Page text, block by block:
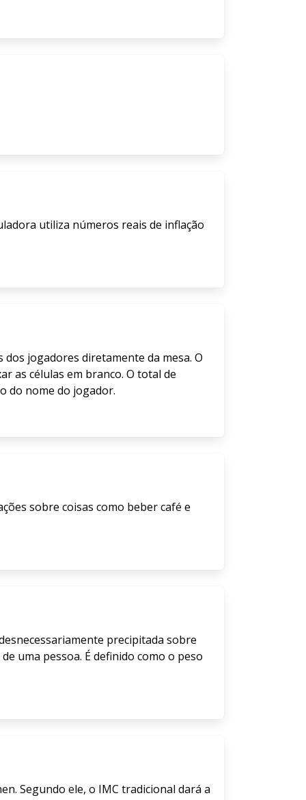
utiliza números reais de inflação
jogadores diretamente da mesa. O
as células em branco. O total de
do nome do jogador.
sobre coisas como beber café e
precipitada sobre
uma pessoa. É definido como o peso
Segundo ele, o IMC tradicional dará a